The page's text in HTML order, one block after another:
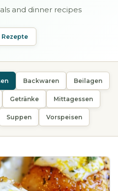
and dinner recipes
Rezepte
Backwaren Beilagen
Getränke Mittagessen
Suppen Vorspeisen